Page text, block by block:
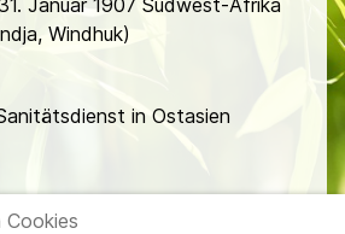
Januar 1907 Südwest-Afrika
Windhuk)
in Ostasien
Cookies